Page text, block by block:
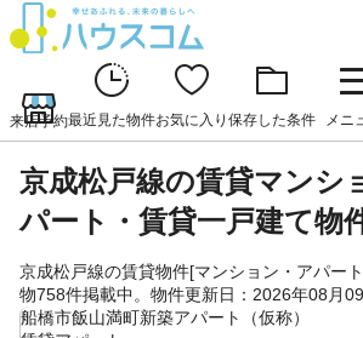
来店予約最近見た物件お気に入り 保存した条件 メニ
京成松戸線の賃貸マンシ
パート・賃貸一戸建て物
京成松戸線の賃貸物件[マンション・アパー
物758件掲載中。物件更新日：2026年08月09
船橋市飯山満町新築アパート（仮称）